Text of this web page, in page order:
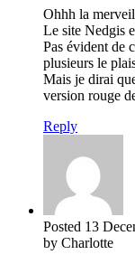
Ohhh la
Le site Nedgis
Pas évident de
plusieurs le
Mais je dirai
version rouge
Reply
Posted 13
by Charlotte